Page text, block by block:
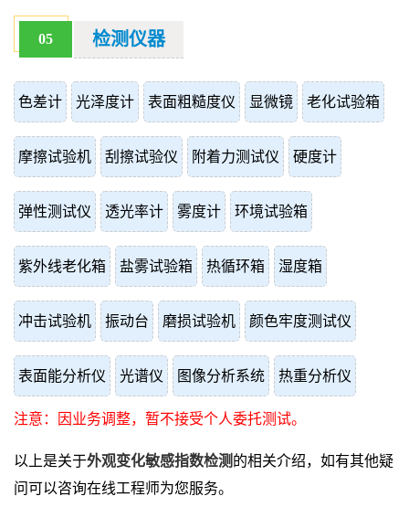
05 检测仪器
色差计 光泽度计 表面粗糙度仪 显微镜 老化试验箱
摩擦试验机 刮擦试验仪 附着力测试仪 硬度计
弹性测试仪 透光率计 雾度计 环境试验箱
紫外线老化箱 盐雾试验箱 热循环箱 湿度箱
冲击试验机 振动台 磨损试验机 颜色牢度测试仪
表面能分析仪 光谱仪 图像分析系统 热重分析仪
注意：因业务调整，暂不接受个人委托测试。
以上是关于外观变化敏感指数检测 的相关介绍，如有其他疑
问可以咨询在线工程师为您服务。